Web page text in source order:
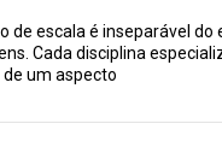
de escala é inseparável do
Cada disciplina
um aspecto